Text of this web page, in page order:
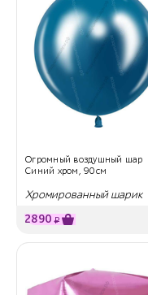
Огромный воздушный шар
Синий хром, 90см
Хромированный шарик
2890 ₽